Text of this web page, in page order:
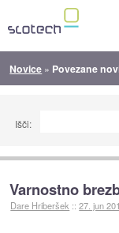
Novice » Povezane
Išči:
Varnostno
Dare Hriberšek ::27. jun